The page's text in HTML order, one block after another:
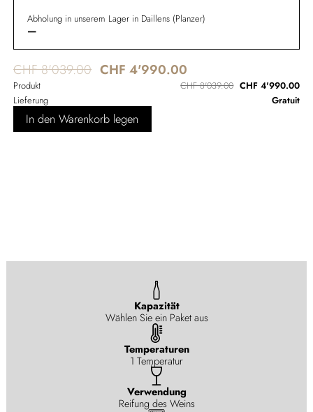
Abholung in unserem Lager in Daillens (Planzer)
—
CHF 8'039.00 CHF 4'990.00
Produkt CHF 8'039.00 CHF 4'990.00
Lieferung
Gratuit
In den Warenkorb legen
Kapazität
Wählen Sie ein Paket aus
Temperaturen
1 Temperatur
Verwendung
Reifung des Weins